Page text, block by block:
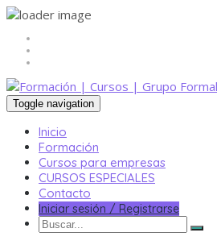
Toggle navigation
Inicio
Formación
Cursos para empresas
CURSOS ESPECIALES
Contacto
Iniciar sesión / Registrarse